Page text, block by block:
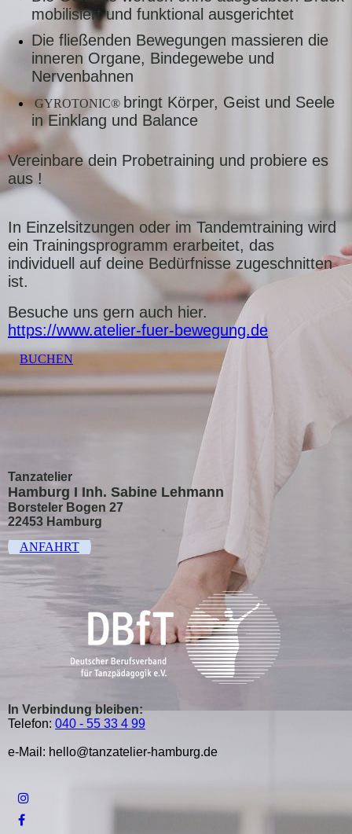
mobilisiert und funktional ausgerichtet
Die fließenden Bewegungen massieren die
inneren Organe, Bindegewebe und
Nervenbahnen
GYROTONIC® bringt Körper, Geist und Seele
in Einklang und Balance
Vereinbare dein Probetraining und probiere es
aus !
In Einzelsitzungen oder im Tandemtraining wird
ein Trainingsprogramm erarbeitet, das
individuell auf deine Bedürfnisse zugeschnitten
ist.
Besuche uns gern auch hier.
https://www.atelier-fuer-bewegung.de
BUCHEN
Tanzatelier
Hamburg I Inh. Sabine Lehmann
Borsteler Bogen 27
22453 Hamburg
ANFAHRT
In Verbindung bleiben:
Telefon: 040 - 55 33 4 99
e-Mail: hello@tanzatelier-hamburg.de